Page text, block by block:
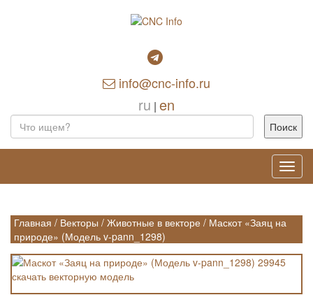
info@cnc-info.ru
ru | en
Главная / Векторы / Животные в векторе / Маскот «Заяц на
природе» (Модель v-pann_1298)